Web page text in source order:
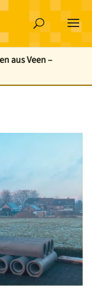
aus Veen –